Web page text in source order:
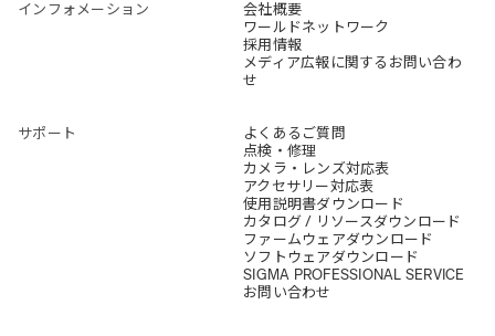
インフォメーション
会社概要
ワールドネットワーク
採用情報
メディア広報に関するお問い合わ
せ
サポート
よくあるご質問
点検・修理
カメラ・レンズ対応表
アクセサリー対応表
使用説明書ダウンロード
カタログ / リソースダウンロード
ファームウェアダウンロード
ソフトウェアダウンロード
SIGMA PROFESSIONAL SERVICE
お問い合わせ